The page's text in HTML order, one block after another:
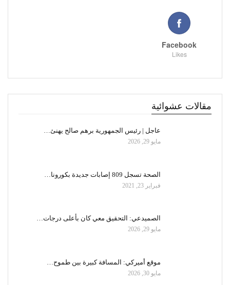
Facebook
Likes
مقالات عشوائية
عاجل | رئيس الجمهورية برهم صالح يهنئ…
مايو 29, 2026
الصحة تسجل 809 إصابات جديدة بكورونا…
فبراير 23, 2021
الصميدعي: التحقيق معي كان بأعلى درجات…
مايو 29, 2026
موقع أميركي: المسافة كبيرة بين طموح…
مايو 30, 2026